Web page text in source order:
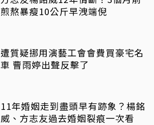
煎熬暴瘦10公斤早洩端倪
遭質疑挪用演藝工會會費買豪宅名
車 曹雨婷出聲反擊了
11年婚姻走到盡頭早有跡象？楊銘
威、方志友過去婚姻裂痕一次看